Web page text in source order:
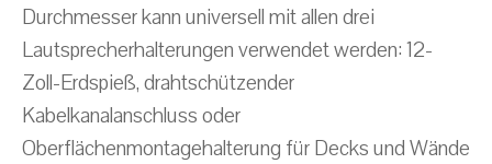
Durchmesser kann universell mit allen drei
Lautsprecherhalterungen verwendet werden: 12-
Zoll-Erdspieß, drahtschützender
Kabelkanalanschluss oder
Oberflächenmontagehalterung für Decks und Wände